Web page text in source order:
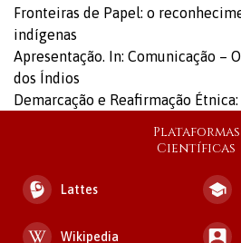
Fronteiras de Papel: o
indígenas
Apresentação. In: Comunicação –
dos Índios
Demarcação e Reafirmação
Plataformas
Científicas
Lattes
Wikipedia